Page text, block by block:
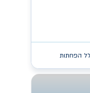
הפחתות